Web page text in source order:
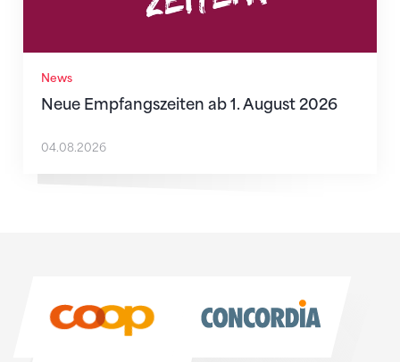
News
Neue Empfangszeiten ab 1. August 2026
04.08.2026